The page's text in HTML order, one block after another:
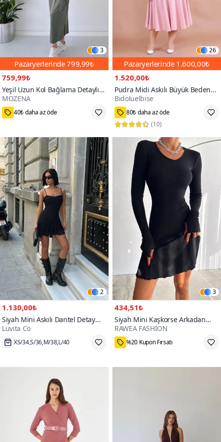
3
Pazaryerlerinde799,99₺
759,99₺
Yeşil Uzun Kol Bağlama Detaylı
Modal Elbise
MOZENA
40₺ daha az öde
26
Pazaryerlerinde 1.600,00₺
1.520,00₺
Pudra Midi Askılı Büyük Beden
Kare Yaka Elbise
Bidoluelbise
70+
80₺ daha az öde
(10)
2
1.130,00₺
Siyah Mini Askılı Dantel Detay
Elbise
Luvita Co
XS/34,S/36,M/38,L/40
3
434,51₺
Siyah Mini Kaşkorse Arkadan
Bağlama Detaylı Elbise
RAWEA FASHİON
%20 Kupon Fırsatı